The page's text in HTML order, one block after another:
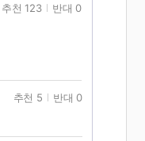
추천 123 반대 0
추천 5 반대 0